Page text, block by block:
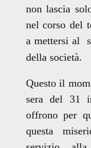
non lascia
nel corso del
a mettersi al
della società.
Questo il
sera del 31
offrono per
questa